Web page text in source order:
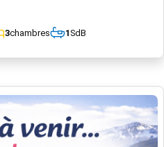
3chambres 1SdB